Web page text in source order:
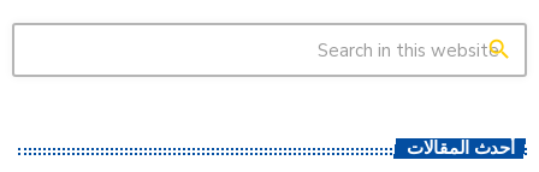
search
أحدث المقالات